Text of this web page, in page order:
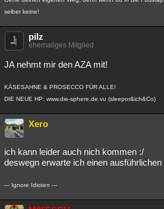
selber keine!
pilz
ehemaliges Mitglied
JA nehmt mir den AZA mit!
KÄSESAHNE & PROSECCO FÜR ALLE!
DIE NEUE HP: www.die-sphere.de.vu (sleepor&ich&Co)
Xero
ich kann leider auch nich kommen :/
deswegn erwarte ich einen
--- Ignore Idioten ---